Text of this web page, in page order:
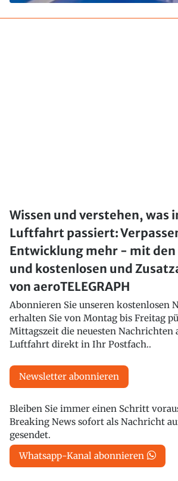
Wissen und verstehen, was
Luftfahrt passiert:
Entwicklung mehr - mit den
und kostenlosen und
von aeroTELEGRAPH
Abonnieren Sie unseren kostenlosen
erhalten Sie von Montag bis Freitag
Mittagszeit die neuesten Nachrichten
Luftfahrt direkt in Ihr Postfach..
Newsletter abonnieren
Bleiben Sie immer einen Schritt
Breaking News sofort als Nachricht
gesendet.
Whatsapp-Kanal abonnieren